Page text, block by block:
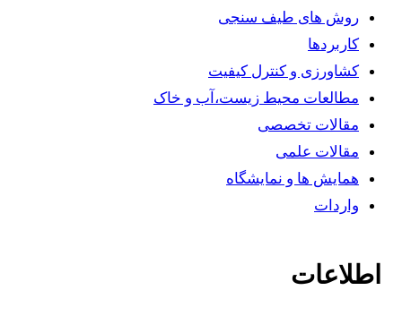
روش های طیف سنجی
کاربردها
کشاورزی و کنترل کیفیت
مطالعات محیط زیست،آب و خاک
مقالات تخصصی
مقالات علمی
همایش ها و نمایشگاه
واردات
اطلاعات